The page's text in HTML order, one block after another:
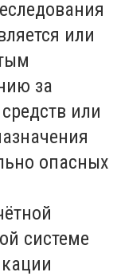
или
за
или
опасных
системе